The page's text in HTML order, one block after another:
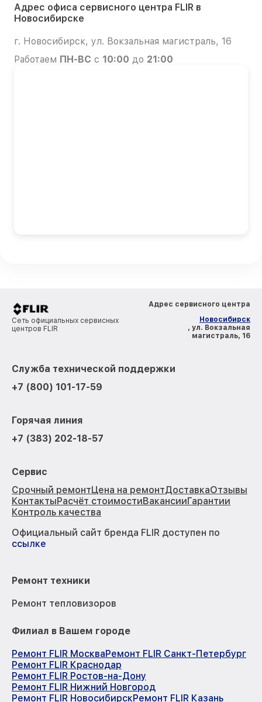
Адрес офиса сервисного центра FLIR в
Новосибирске
г. Новосибирск, ул. Вокзальная магистраль, 16
Работаем ПН-ВС с 10:00 до 21:00
Сеть официальных сервисных
центров FLIR
Адрес сервисного центра
Новосибирск
, ул. Вокзальная
магистраль, 16
Служба технической поддержки
+7 (800) 101-17-59
Горячая линия
+7 (383) 202-18-57
Сервис
Срочный ремонтЦена на ремонтДоставкаОтзывы
КонтактыРасчёт стоимостиВакансииГарантии
Контроль качества
Официальный сайт бренда FLIR доступен по
ссылке
Ремонт техники
Ремонт тепловизоров
Филиал в Вашем городе
Ремонт FLIR МоскваРемонт FLIR Санкт-Петербург
Ремонт FLIR Краснодар
Ремонт FLIR Ростов-на-Дону
Ремонт FLIR Нижний Новгород
Ремонт FLIR НовосибирскРемонт FLIR Казань